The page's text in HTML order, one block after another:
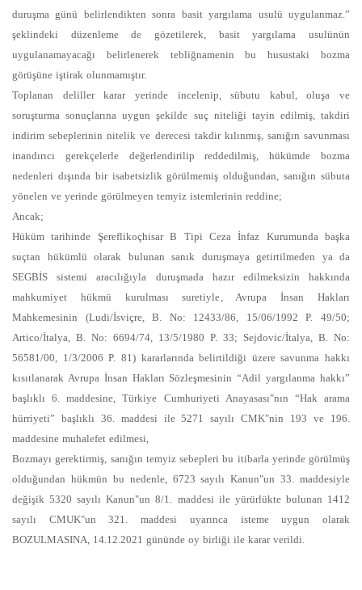
duruşma günü belirlendikten sonra basit yargılama usulü uygulanmaz.”
şeklindeki düzenleme de gözetilerek, basit yargılama usulünün
uygulanamayacağı belirlenerek tebliğnamenin bu husustaki bozma
görüşüne iştirak olunmamıştır.
Toplanan deliller karar yerinde incelenip, sübutu kabul, oluşa ve
soruşturma sonuçlarına uygun şekilde suç niteliği tayin edilmiş, takdiri
indirim sebeplerinin nitelik ve derecesi takdir kılınmış, sanığın savunması
inandırıcı gerekçelerle değerlendirilip reddedilmiş, hükümde bozma
nedenleri dışında bir isabetsizlik görülmemiş olduğundan, sanığın sübuta
yönelen ve yerinde görülmeyen temyiz istemlerinin reddine;
Ancak;
Hüküm tarihinde Şereflikoçhisar B Tipi Ceza İnfaz Kurumunda başka
suçtan hükümlü olarak bulunan sanık duruşmaya getirtilmeden ya da
SEGBİS sistemi aracılığıyla duruşmada hazır edilmeksizin hakkında
mahkumiyet hükmü kurulması suretiyle, Avrupa İnsan Hakları
Mahkemesinin (Ludi/İsviçre, B. No: 12433/86, 15/06/1992 P. 49/50;
Artico/İtalya, B. No: 6694/74, 13/5/1980 P. 33; Sejdovic/İtalya, B. No:
56581/00, 1/3/2006 P. 81) kararlarında belirtildiği üzere savunma hakkı
kısıtlanarak Avrupa İnsan Hakları Sözleşmesinin “Adil yargılanma hakkı”
başlıklı 6. maddesine, Türkiye Cumhuriyeti Anayasası"nın “Hak arama
hürriyeti” başlıklı 36. maddesi ile 5271 sayılı CMK"nin 193 ve 196.
maddesine muhalefet edilmesi,
Bozmayı gerektirmiş, sanığın temyiz sebepleri bu itibarla yerinde görülmüş
olduğundan hükmün bu nedenle, 6723 sayılı Kanun"un 33. maddesiyle
değişik 5320 sayılı Kanun"un 8/1. maddesi ile yürürlükte bulunan 1412
sayılı CMUK"un 321. maddesi uyarınca isteme uygun olarak
BOZULMASINA, 14.12.2021 gününde oy birliği ile karar verildi.